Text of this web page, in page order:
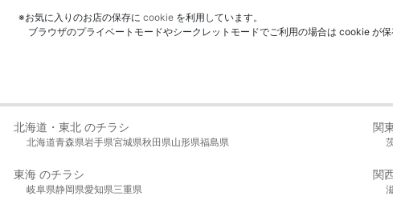
※お気に入りのお店の保存に cookie を利用しています。
ブラウザのプライベートモードやシークレットモードでご利用の場合は cookie が
北海道・東北 のチラシ
北海道青森県岩手県宮城県秋田県山形県福島県
関
東海 のチラシ
岐阜県静岡県愛知県三重県
関